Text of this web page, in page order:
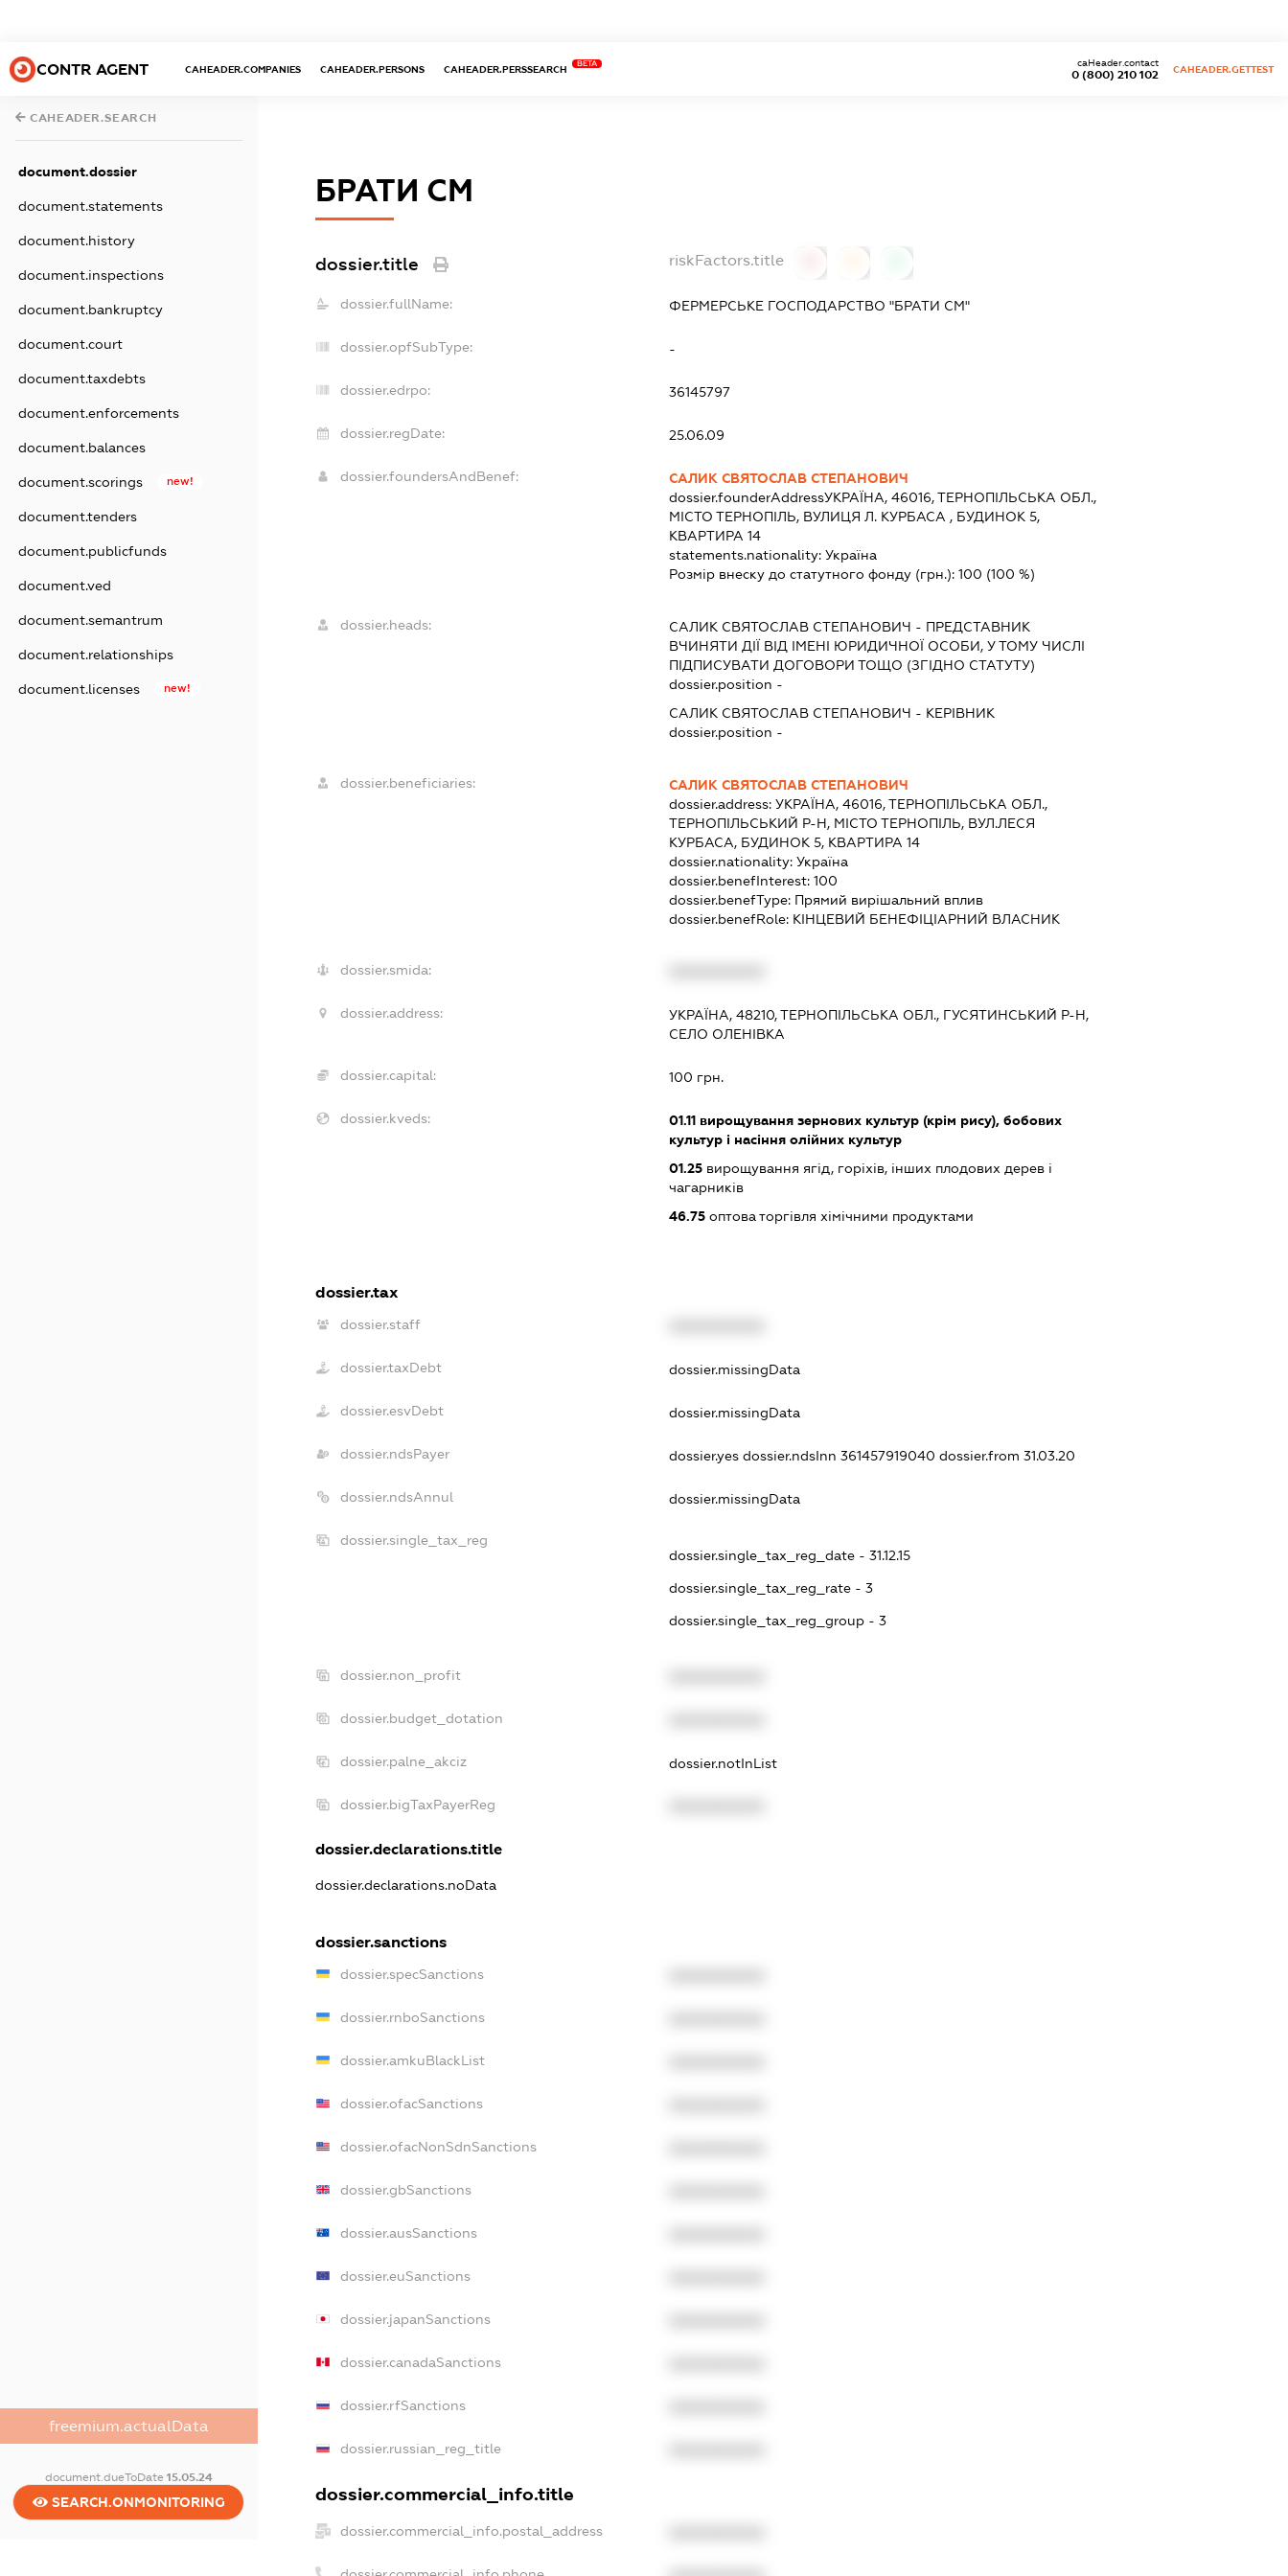
CONTR AGENT CAHEADER.COMPANIES CAHEADER.PERSONS CAHEADER.PERSSEARCH
BETA
0 (800) 210 102
caHeader.contact
CAHEADER.GETTEST
CAHEADER.SEARCH
document.dossier
document.statements
document.history
document.inspections
document.bankruptcy
document.court
document.taxdebts
document.enforcements
document.balances
document.scorings new!
document.tenders
document.publicfunds
document.ved
document.semantrum
document.relationships
document.licenses new!
freemium.actualData
document.dueToDate 15.05.24
SEARCH.ONMONITORING
БРАТИ СМ
dossier.title riskFactors.title
dossier.fullName: ФЕРМЕРСЬКЕ ГОСПОДАРСТВО "БРАТИ СМ"
dossier.opfSubType: -
dossier.edrpo: 36145797
dossier.regDate: 25.06.09
dossier.foundersAndBenef:
САЛИК СВЯТОСЛАВ СТЕПАНОВИЧ
dossier.founderAddressУКРАЇНА, 46016, ТЕРНОПІЛЬСЬКА ОБЛ.,
МІСТО ТЕРНОПІЛЬ, ВУЛИЦЯ Л. КУРБАСА , БУДИНОК 5,
КВАРТИРА 14
statements.nationality:Україна
Розмір внеску до статутного фонду (грн.):100 (100 %)
dossier.heads: САЛИК СВЯТОСЛАВ СТЕПАНОВИЧ - ПРЕДСТАВНИК
ВЧИНЯТИ ДІЇ ВІД ІМЕНІ ЮРИДИЧНОЇ ОСОБИ, У ТОМУ ЧИСЛІ
ПІДПИСУВАТИ ДОГОВОРИ ТОЩО (ЗГІДНО СТАТУТУ)
dossier.position -
САЛИК СВЯТОСЛАВ СТЕПАНОВИЧ - КЕРІВНИК
dossier.position -
dossier.beneficiaries:
САЛИК СВЯТОСЛАВ СТЕПАНОВИЧ
dossier.address:УКРАЇНА, 46016, ТЕРНОПІЛЬСЬКА ОБЛ.,
ТЕРНОПІЛЬСЬКИЙ Р-Н, МІСТО ТЕРНОПІЛЬ, ВУЛ.ЛЕСЯ
КУРБАСА, БУДИНОК 5, КВАРТИРА 14
dossier.nationality:Україна
dossier.benefInterest:100
dossier.benefType: Прямий вирішальний вплив
dossier.benefRole: КІНЦЕВИЙ БЕНЕФІЦІАРНИЙ ВЛАСНИК
dossier.smida:
dossier.address:
УКРАЇНА, 48210, ТЕРНОПІЛЬСЬКА ОБЛ., ГУСЯТИНСЬКИЙ Р-Н,
СЕЛО ОЛЕНІВКА
dossier.capital: 100 грн.
dossier.kveds: 01.11 вирощування зернових культур (крім рису), бобових
культур і насіння олійних культур
01.25 вирощування ягід, горіхів, інших плодових дерев і
чагарників
46.75 оптова торгівля хімічними продуктами
dossier.tax
dossier.staff
dossier.taxDebt dossier.missingData
dossier.esvDebt dossier.missingData
dossier.ndsPayer dossier.yesdossier.ndsInn 361457919040dossier.from 31.03.20
dossier.ndsAnnul dossier.missingData
dossier.single_tax_reg
dossier.single_tax_reg_date - 31.12.15
dossier.single_tax_reg_rate - 3
dossier.single_tax_reg_group - 3
dossier.non_profit
dossier.budget_dotation
dossier.palne_akciz dossier.notInList
dossier.bigTaxPayerReg
dossier.declarations.title
dossier.declarations.noData
dossier.sanctions
dossier.specSanctions
dossier.rnboSanctions
dossier.amkuBlackList
dossier.ofacSanctions
dossier.ofacNonSdnSanctions
dossier.gbSanctions
dossier.ausSanctions
dossier.euSanctions
dossier.japanSanctions
dossier.canadaSanctions
dossier.rfSanctions
dossier.russian_reg_title
dossier.commercial_info.title
dossier.commercial_info.postal_address